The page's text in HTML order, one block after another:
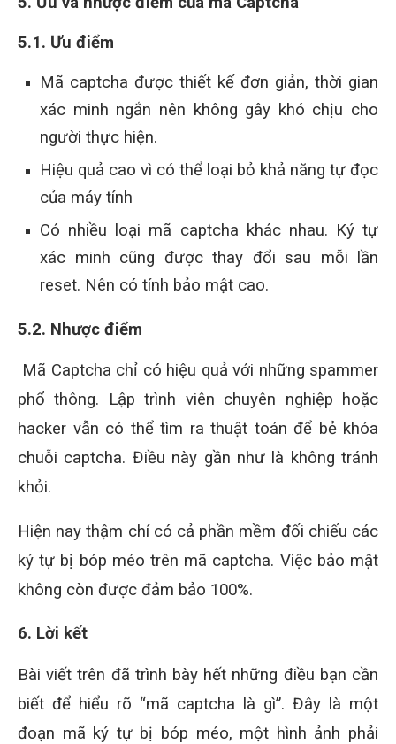
5.1. Ưu điểm
Mã captcha được thiết kế đơn giản, thời gian
xác minh ngắn nên không gây khó chịu cho
người thực hiện.
Hiệu quả cao vì có thể loại bỏ khả năng tự đọc
của máy tính
Có nhiều loại mã captcha khác nhau. Ký tự
xác minh cũng được thay đổi sau mỗi lần
reset. Nên có tính bảo mật cao.
5.2. Nhược điểm
Mã Captcha chỉ có hiệu quả với những spammer
phổ thông. Lập trình viên chuyên nghiệp hoặc
hacker vẫn có thể tìm ra thuật toán để bẻ khóa
chuỗi captcha. Điều này gần như là không tránh
khỏi.
Hiện nay thậm chí có cả phần mềm đối chiếu các
ký tự bị bóp méo trên mã captcha. Việc bảo mật
không còn được đảm bảo 100%.
6. Lời kết
Bài viết trên đã trình bày hết những điều bạn cần
biết để hiểu rõ “mã captcha là gì”. Đây là một
đoạn mã ký tự bị bóp méo, một hình ảnh phải